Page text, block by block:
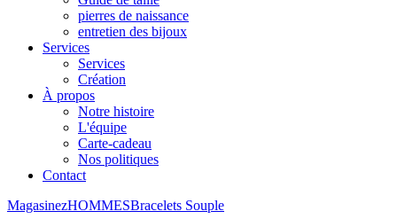
pierres de naissance
entretien des bijoux
Services
Services
Création
À propos
Notre histoire
L'équipe
Carte-cadeau
Nos politiques
Contact
MagasinezHOMMESBracelets Souple